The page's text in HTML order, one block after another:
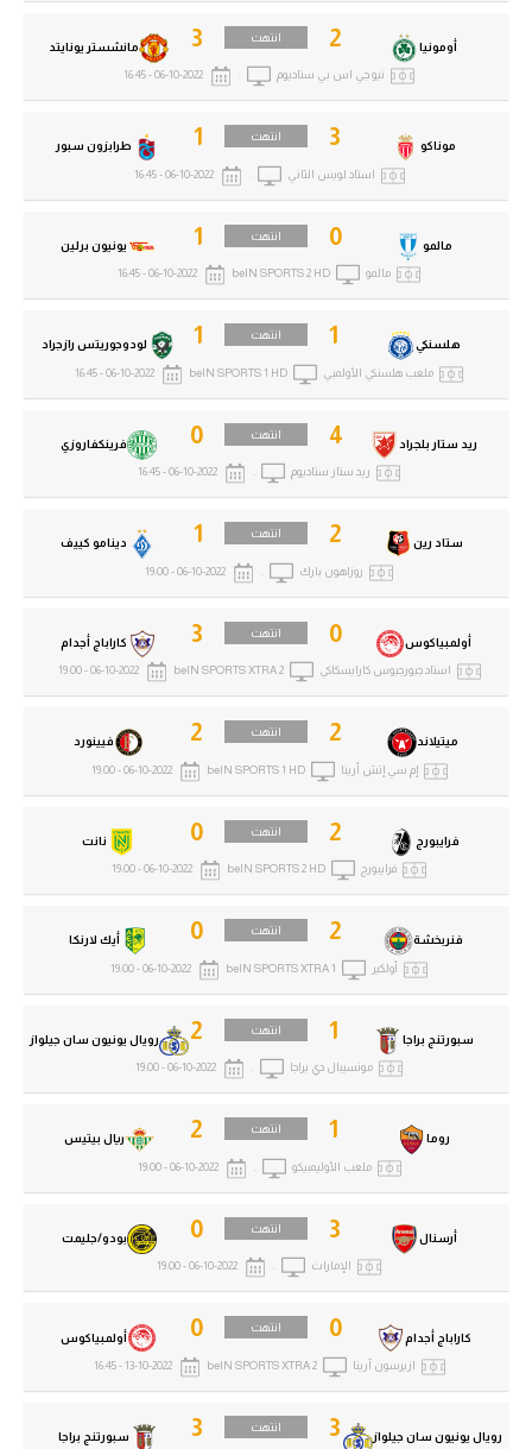
رويال يونيون سان جيلواز 3 انتهت
سبورتنج براجا 3
كاراباج أجدام 0 انتهت
أولمبياكوس 0
ازيرسون آرينا beIN SPORTS XTRA 2
13-10-2022 - 16:45
أرسنال 3 انتهت
بودو/جليمت 0
الإمارات 06-10-2022 - 19:00
روما 1 انتهت
ريال بيتيس 2
ملعب الأوليمبيكو 06-10-2022 - 19:00
سبورتنج براجا 1 انتهت
رويال يونيون سان جيلواز 2
مونسيبال دي براجا 06-10-2022 - 19:00
فنربخشة 2 انتهت
أيك لارنكا 0
أولكير beIN SPORTS XTRA 1
06-10-2022 - 19:00
فرايبورج 2 انتهت
نانت 0
فرايبورج beIN SPORTS 2 HD
06-10-2022 - 19:00
ميتيلاند 2 انتهت
فيينورد 2
إم سي إتش أرينا beIN SPORTS 1 HD
06-10-2022 - 19:00
أولمبياكوس 0 انتهت
كاراباج أجدام 3
استاد جيورجيوس كارايسكاكي beIN SPORTS XTRA 2
06-10-2022 - 19:00
ستاد رين 2 انتهت
دينامو كييف 1
روزاهون بارك 06-10-2022 - 19:00
ريد ستار بلجراد 4 انتهت
فرينكفاروزي 0
ريد ستار ستاديوم 06-10-2022 - 16:45
هلسنكي 1 انتهت
لودوجوريتس رازجراد 1
ملعب هلسنكي الأولمبي beIN SPORTS 1 HD
06-10-2022 - 16:45
مالمو 0 انتهت
يونيون برلين 1
مالمو beIN SPORTS 2 HD
06-10-2022 - 16:45
موناكو 3 انتهت
طرابزون سبور 1
استاد لويس الثاني 06-10-2022 - 16:45
أومونيا 2 انتهت
مانشستر يونايتد 3
نيو جي اس بي ستاديوم 06-10-2022 - 16:45